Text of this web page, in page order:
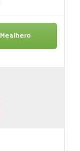
Mealhero